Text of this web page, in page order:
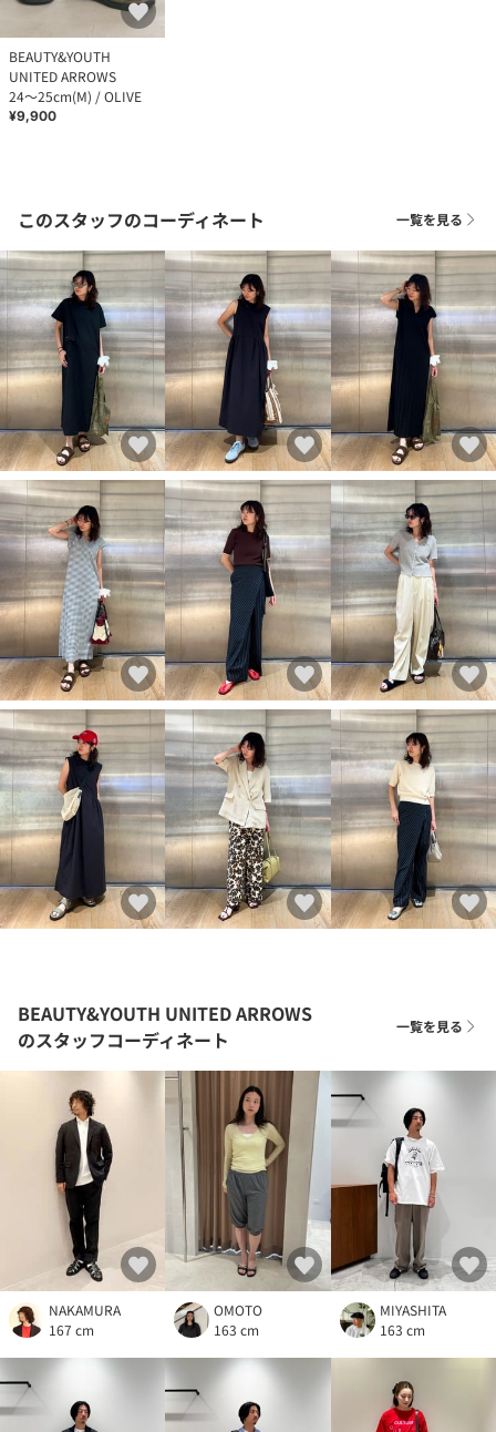
BEAUTY&YOUTH
UNITED ARROWS
24～25cm(M) / OLIVE
¥9,900
このスタッフのコーディネート 一覧を見る
BEAUTY&YOUTH UNITED ARROWS
のスタッフコーディネート
一覧を見る
NAKAMURA
167 cm
OMOTO
163 cm
MIYASHITA
163 cm